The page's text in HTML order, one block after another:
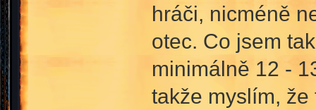
hráči, nicméně
otec. Co jsem
minimálně 12 -
takže myslím,